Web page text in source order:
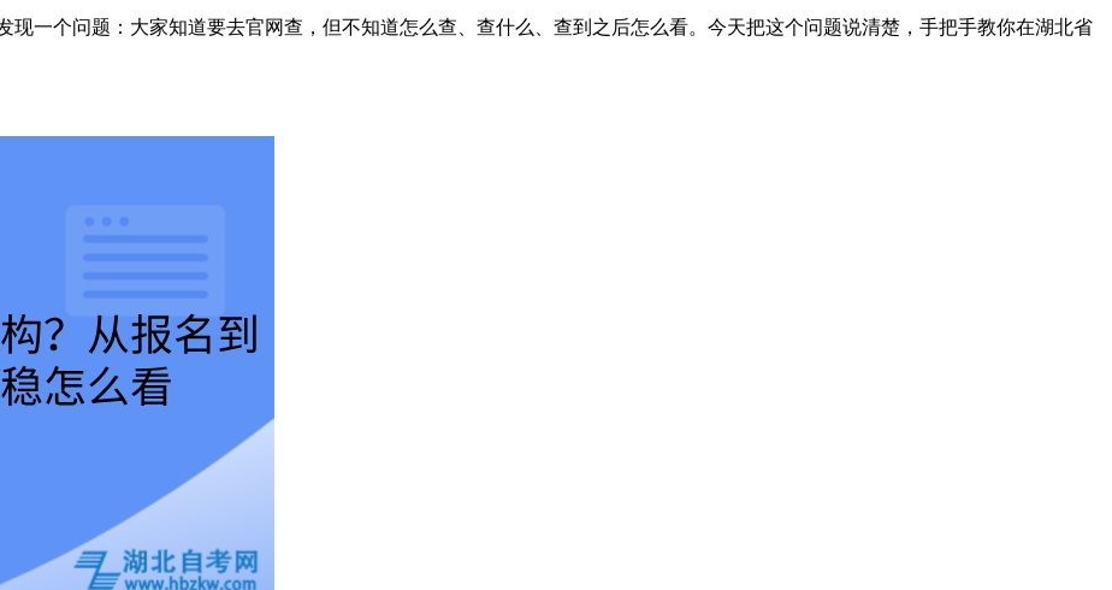
现一个问题：大家知道要去官网查，但不知道怎么查、查什么、查到之后怎么看。今天把这个问题说清楚，手把手教你在湖北省